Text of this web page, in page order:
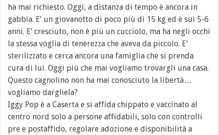
ha mai richiesto. Oggi, a distanza di tempo è ancora in
gabbia. E’ un giovanotto di poco più di 15 kg ed è sui 5-6
anni. E’ cresciuto, non è più un cucciolo, ma ha negli occhi
la stessa voglia di tenerezza che aveva da piccolo. E’
sterilizzato e cerca ancora una famiglia che si prenda
cura di lui. Oggi più che mai vogliamo trovargli una casa.
Questo cagnolino non ha mai conosciuto la libertà…
vogliamo dargliela?
Iggy Pop è a Caserta e si affida chippato e vaccinato al
centro nord solo a persone affidabili, solo con controlli
pre e postaffido, regolare adozione e disponibilità a